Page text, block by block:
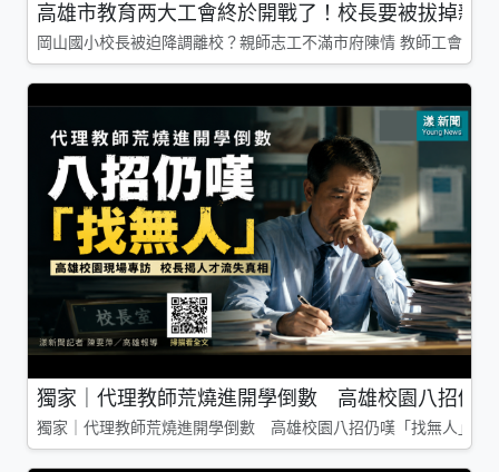
高雄市教育两大工會終於開戰了！校長要被拔掉親
岡山國小校長被迫降調離校？親師志工不滿市府陳情 教師工會槓
獨家｜代理教師荒燒進開學倒數 高雄校園八招仍
獨家｜代理教師荒燒進開學倒數 高雄校園八招仍嘆「找無人」